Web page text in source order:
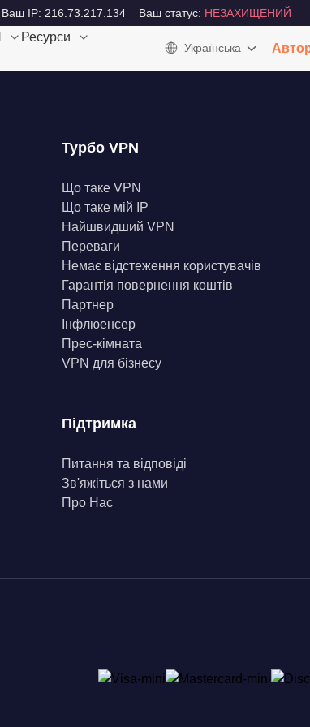
Ваш IP: 216.73.217.134 Ваш статус: НЕЗАХИЩЕНИЙ
Ресурси
Українська
Турбо VPN
Що таке VPN
Що таке мій IP
Найшвидший VPN
Переваги
Немає відстеження користувачів
Гарантія повернення коштів
Партнер
Інфлюенсер
Прес-кімната
VPN для бізнесу
Підтримка
Питання та відповіді
Зв'яжіться з нами
Про Нас